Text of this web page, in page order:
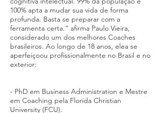
100% apta a mudar sua vida de forma
profunda. Basta se preparar com a
ferramenta certa.” afirma Paulo Vieira,
considerado um dos melhores Coaches
brasileiros. Ao longo de 18 anos, elea se
aperfeiçoou profissionalmente no Brasil e no
exterior:
- PhD em Business Administration e Mestre
em Coaching pela Florida Christian
University (FCU).